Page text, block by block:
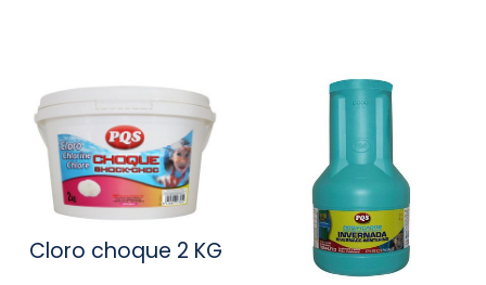
Cloro choque 2 KG